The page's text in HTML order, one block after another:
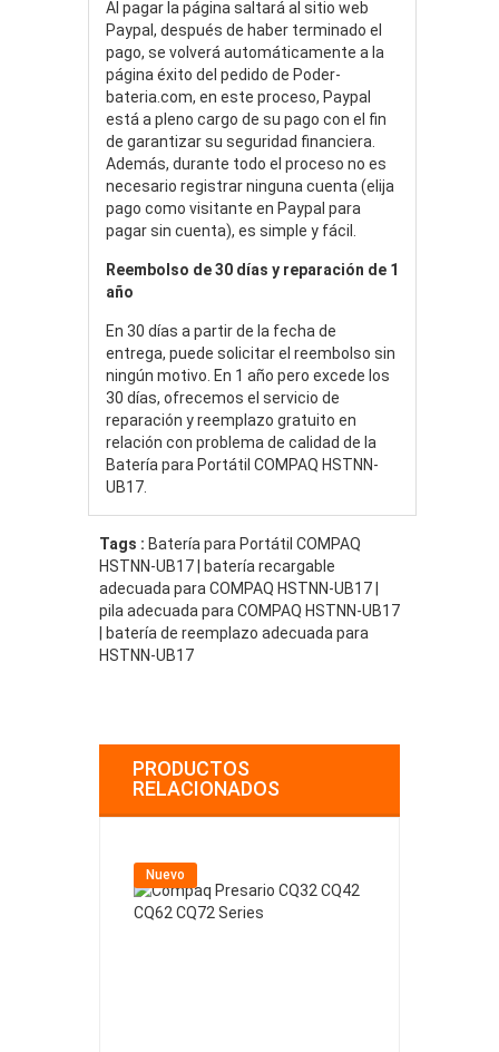
Al pagar la página saltará al sitio web
Paypal, después de haber terminado el
pago, se volverá automáticamente a la
página éxito del pedido de Poder-
bateria.com, en este proceso, Paypal
está a pleno cargo de su pago con el fin
de garantizar su seguridad financiera.
Además, durante todo el proceso no es
necesario registrar ninguna cuenta (elija
pago como visitante en Paypal para
pagar sin cuenta), es simple y fácil.
Reembolso de 30 días y reparación de 1
año
En 30 días a partir de la fecha de
entrega, puede solicitar el reembolso sin
ningún motivo. En 1 año pero excede los
30 días, ofrecemos el servicio de
reparación y reemplazo gratuito en
relación con problema de calidad de la
Batería para Portátil COMPAQ HSTNN-
UB17.
Tags : Batería para Portátil COMPAQ
HSTNN-UB17 | batería recargable
adecuada para COMPAQ HSTNN-UB17 |
pila adecuada para COMPAQ HSTNN-UB17
| batería de reemplazo adecuada para
HSTNN-UB17
PRODUCTOS
RELACIONADOS
Nuevo